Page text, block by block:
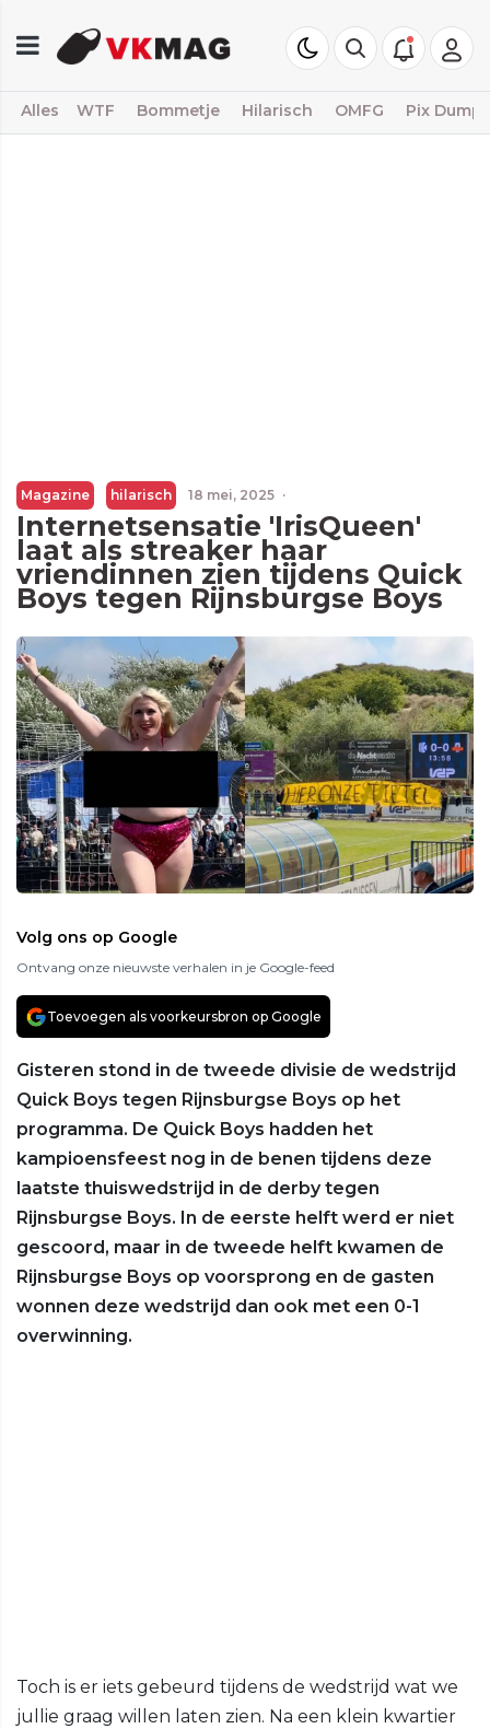
Alles WTF Bommetje Hilarisch OMFG Pix Dump
Magazine hilarisch 18 mei, 2025 ·
Internetsensatie 'IrisQueen'
laat als streaker haar
vriendinnen zien tijdens Quick
Boys tegen Rijnsburgse Boys
Volg ons op Google
Ontvang onze nieuwste verhalen in je Google-feed
Toevoegen als voorkeursbron op Google
Gisteren stond in de tweede divisie de wedstrijd
Quick Boys tegen Rijnsburgse Boys op het
programma. De Quick Boys hadden het
kampioensfeest nog in de benen tijdens deze
laatste thuiswedstrijd in de derby tegen
Rijnsburgse Boys. In de eerste helft werd er niet
gescoord, maar in de tweede helft kwamen de
Rijnsburgse Boys op voorsprong en de gasten
wonnen deze wedstrijd dan ook met een 0-1
overwinning.
Toch is er iets gebeurd tijdens de wedstrijd wat we
jullie graag willen laten zien. Na een klein kwartier